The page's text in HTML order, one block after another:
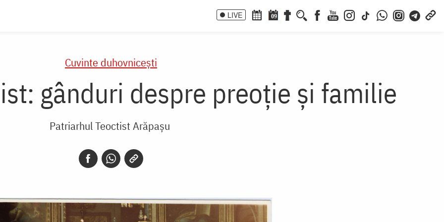
LIVE 09
Cuvinte duhovnicești
gânduri despre preoție și familie
Patriarhul Teoctist Arăpașu